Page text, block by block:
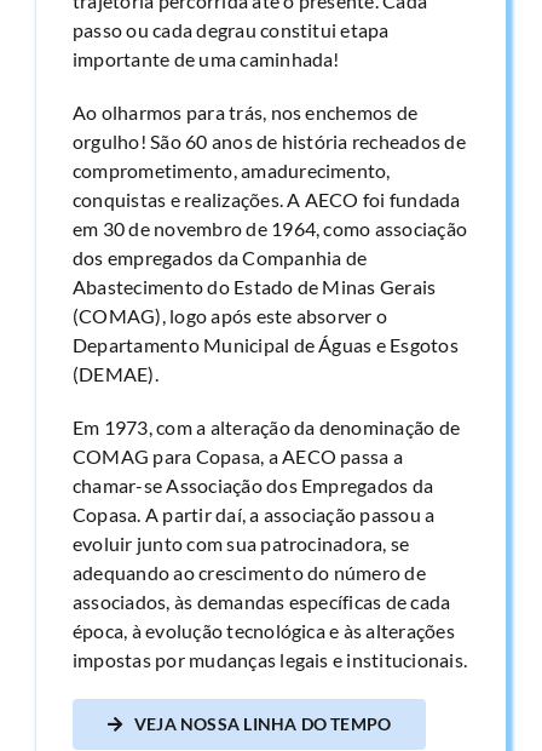
passo ou cada degrau constitui etapa
importante de uma caminhada!
Ao olharmos para trás, nos enchemos de
orgulho! São 60 anos de história recheados de
comprometimento, amadurecimento,
conquistas e realizações. A AECO foi fundada
em 30 de novembro de 1964, como associação
dos empregados da Companhia de
Abastecimento do Estado de Minas Gerais
(COMAG), logo após este absorver o
Departamento Municipal de Águas e Esgotos
(DEMAE).
Em 1973, com a alteração da denominação de
COMAG para Copasa, a AECO passa a
chamar-se Associação dos Empregados da
Copasa. A partir daí, a associação passou a
evoluir junto com sua patrocinadora, se
adequando ao crescimento do número de
associados, às demandas específicas de cada
época, à evolução tecnológica e às alterações
impostas por mudanças legais e institucionais.
VEJA NOSSA LINHA DO TEMPO